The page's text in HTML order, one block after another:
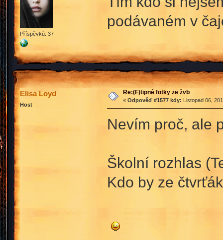
Příspěvků: 37
podávaném v
Elisa Loyd
Host
Re:(F)tipné fotky ze žvb
« Odpověď #1577 kdy: Listopad 06,
Nevím proč, ale
Školní rozhlas
Kdo by ze